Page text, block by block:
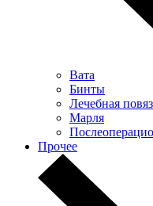
Вата
Бинты
Лечебная
Марля
Прочее